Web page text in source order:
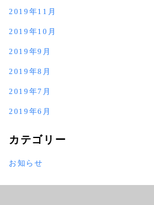
2019年11月
2019年10月
2019年9月
2019年8月
2019年7月
2019年6月
カテゴリー
お知らせ